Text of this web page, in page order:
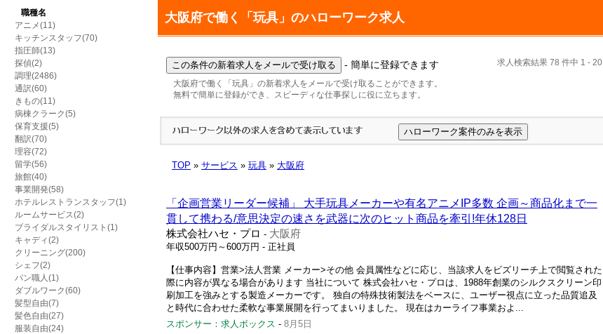
職種名
アニメ(11)
キッチンスタッフ(70)
指圧師(13)
探偵(2)
調理(2486)
通訳(60)
きもの(11)
病棟クラーク(5)
保育支援(5)
翻訳(70)
理容(72)
留学(56)
旅館(40)
事業開発(58)
ホテルレストランスタッフ(1)
ルームサービス(2)
ブライダルスタイリスト(1)
キャディ(2)
クリーニング(200)
シェフ(2)
パン職人(1)
ダブルワーク(60)
髪型自由(7)
髪色自由(27)
服装自由(24)
大阪府で働く「玩具」のハローワーク求人
求人検索結果 78 件中 1 - 20
- 簡単に登録できます
大阪府で働く「玩具」の新着求人をメールで受け取ることができます。
無料で簡単に登録ができ、スピーディな仕事探しに役に立ちます。
TOP » サービス » 玩具 » 大阪府
「企画営業リーダー候補」 大手玩具メーカーや有名アニメIP多数 企画～商品化まで一
貫して携わる/意思決定の速さを武器に次のヒット商品を牽引!年休128日
株式会社ハセ・プロ - 大阪府
年収500万円～600万円 - 正社員
【仕事内容】営業>法人営業 メーカー>その他 会員属性などに応じ、当該求人をビズリーチ上で閲覧された
際に内容が異なる場合があります 当社について 株式会社ハセ・プロは、1988年創業のシルクスクリーン印
刷加工を強みとする製造メーカーです。 独自の特殊技術製法をベースに、ユーザー視点に立った品質追及
と時代に合わせた柔軟な事業展開を行ってまいりました。 現在はカーライフ事業およ...
スポンサー：求人ボックス - 8月5日